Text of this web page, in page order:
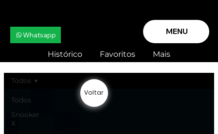
MENU
Whatsapp
Histórico Favoritos Mais
Todos
Snooker
X
Todos
Voltar